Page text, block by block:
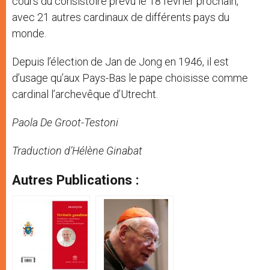
avec 21 autres cardinaux de différents pays du
monde.
Depuis l’élection de Jan de Jong en 1946, il est
d’usage qu’aux Pays-Bas le pape choisisse comme
cardinal l’archevêque d’Utrecht.
Paola De Groot-Testoni
Traduction d’Hélène Ginabat
Autres Publications :